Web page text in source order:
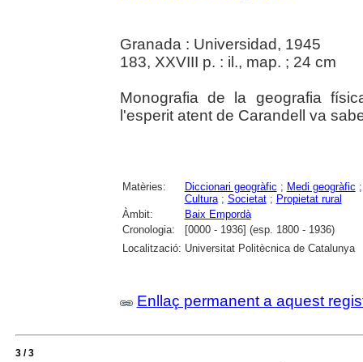
Granada : Universidad, 1945
183, XXVIII p. : il., map. ; 24 cm
Monografia de la geografia
l'esperit atent de Carandell va
Matèries: Diccionari geogràfic ; Medi geogràfic
Cultura; Societat; Propietat rural
Àmbit:
Baix Empordà
Cronologia:
[0000 - 1936] (esp. 1800 - 1936)
Localització: Universitat Politècnica de Catalunya
Enllaç permanent a aquest
3 / 3